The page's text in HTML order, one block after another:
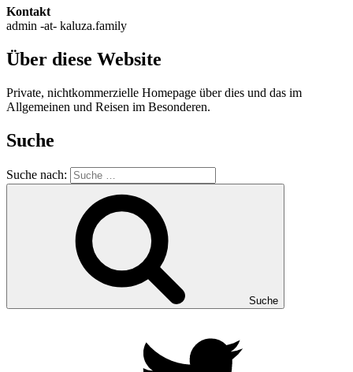
Kontakt
admin -at- kaluza.family
Über diese Website
Private, nichtkommerzielle Homepage über dies und das im
Allgemeinen und Reisen im Besonderen.
Suche
Suche nach:
Suche